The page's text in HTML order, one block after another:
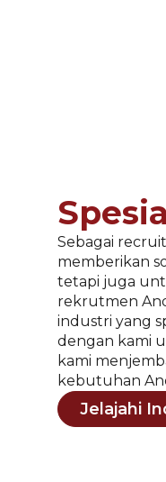
Sebagai
memberikan
tetapi juga
rekrutmen
industri yang
dengan kami
kami
kebutuhan
Jelajahi